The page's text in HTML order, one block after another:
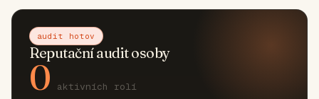
audit hotov
Reputační audit osoby
0 aktivních rolí